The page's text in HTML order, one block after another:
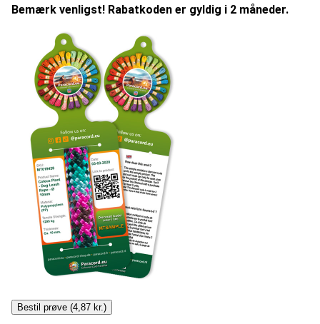
Bemærk venligst! Rabatkoden er gyldig i 2 måneder.
Bestil prøve (4,87 kr.)